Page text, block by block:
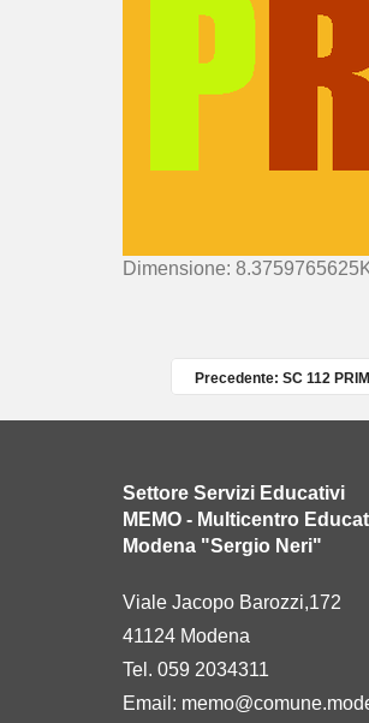
C
p
v
e
d
r
e
l
i
Dimensione:
Precedente: SC 112
Settore Servizi Educativi
MEMO - Multicentro
Modena "Sergio Neri"
Viale Jacopo Barozzi,172
41124 Modena
Tel. 059 2034311
Email: